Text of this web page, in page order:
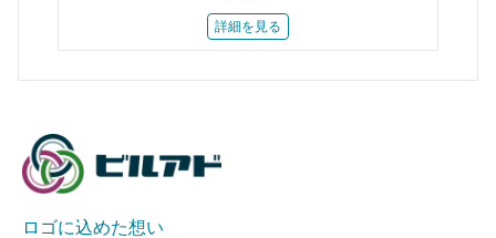
詳細を見る
ロゴに込めた想い